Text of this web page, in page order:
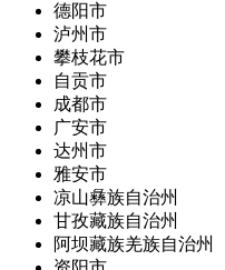
德阳市
泸州市
攀枝花市
自贡市
成都市
广安市
达州市
雅安市
凉山彝族自治州
甘孜藏族自治州
阿坝藏族羌族自治州